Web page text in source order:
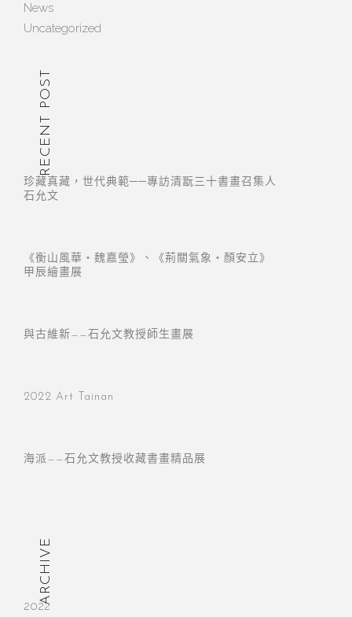
News
Uncategorized
RECENT POST
珍藏真藏，世代典範──專訪清翫三十書畫召集人
石允文
《衡山風華・魏嘉瑩》、《荊關氣象・顏安立》
甲辰繪畫展
與古維新——石允文教授師生畫展
2022 Art Tainan
海派——石允文教授收藏書畫精品展
ARCHIVE
2022